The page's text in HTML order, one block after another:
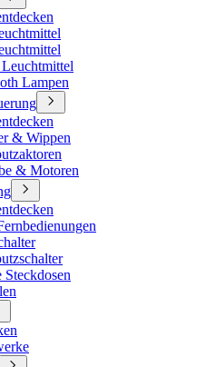
Lampen
& Wippen
& Motoren
Steckdosen